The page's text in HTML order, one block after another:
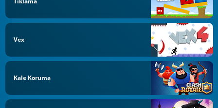
Vex
Kale Koruma